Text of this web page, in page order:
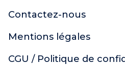
Contactez-nous
Mentions légales
CGU / Politique de